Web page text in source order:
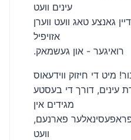
עינים וועט
גאנצע טאג וועט ווערן
אזויפיל
.רואיגער - און געשמאק
מיט די חיזוק ווידעאוס
עינים, דורך די בעסטע
מגידים אין
פארנעם,
וועט